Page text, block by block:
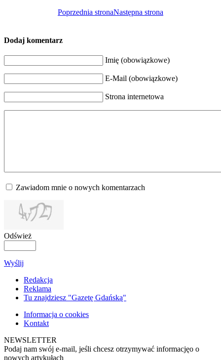
Poprzednia stronaNastępna strona
Dodaj komentarz
Imię (obowiązkowe)
E-Mail (obowiązkowe)
Strona internetowa
Zawiadom mnie o nowych komentarzach
Odśwież
Wyślij
Redakcja
Reklama
Tu znajdziesz "Gazetę Gdańską"
Informacja o cookies
Kontakt
NEWSLETTER
Podaj nam swój e-mail, jeśli chcesz otrzymywać informacjęo o
nowych artykułach